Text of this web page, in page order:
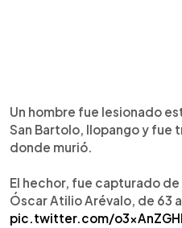
Un hombre fue lesionado
San Bartolo, Ilopango y fue
donde murió.
El hechor, fue capturado
Óscar Atilio Arévalo, de 63
pic.twitter.com/